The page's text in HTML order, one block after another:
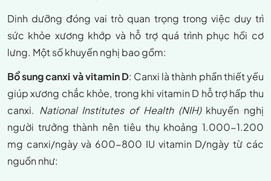
Dinh dưỡng đóng vai trò quan trọng trong việc duy trì
sức khỏe xương khớp và hỗ trợ quá trình phục hồi cơ
lưng. Một số khuyến nghị bao gồm:
Bổ sung canxi và vitamin D: Canxi là thành phần thiết yếu
giúp xương chắc khỏe, trong khi vitamin D hỗ trợ hấp thu
canxi. National Institutes of Health (NIH)khuyến nghị
người trưởng thành nên tiêu thụ khoảng 1.000-1.200
mg canxi/ngày và 600-800 IU vitamin D/ngày từ các
nguồn như: